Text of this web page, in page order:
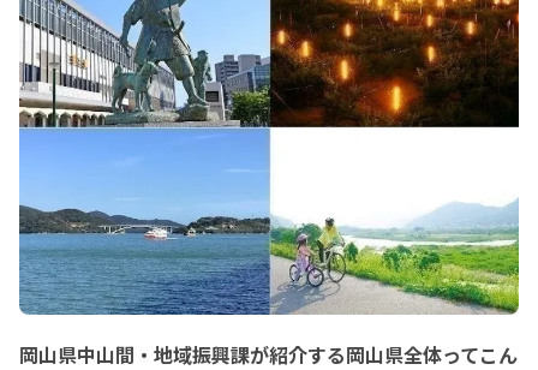
岡山県中山間・地域振興課が紹介する岡山県全体ってこん